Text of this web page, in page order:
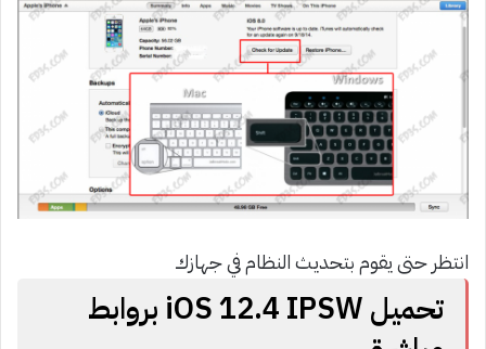
انتظر حتى يقوم بتحديث النظام في جهازك
تحميل iOS 12.4 IPSW بروابط